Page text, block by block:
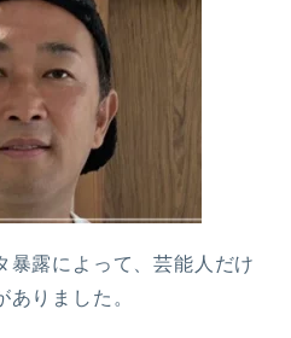
暴露によって、芸能人だけ
ありました。